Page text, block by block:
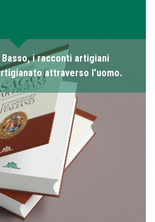
Basso, i racconti artigiani
attraverso l’uomo.